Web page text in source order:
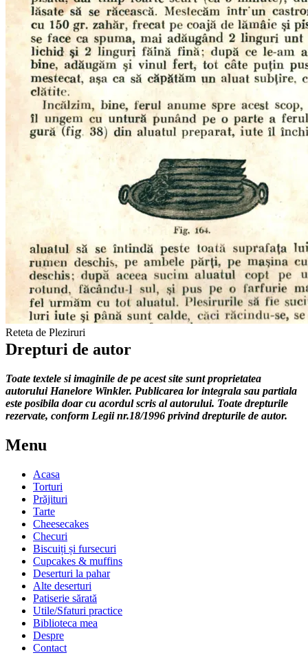
Reteta de Pleziruri
Drepturi de autor
Toate textele si imaginile de pe acest site sunt proprietatea
autorului Hanelore Winkler. Publicarea lor integrala sau partiala
este posibila doar cu acordul scris al autorului. Toate drepturile
rezervate, conform Legii nr.18/1996 privind drepturile de autor.
Menu
Acasa
Torturi
Prăjituri
Tarte
Cheesecakes
Checuri
Biscuiți și fursecuri
Cupcakes & muffins
Deserturi la pahar
Alte deserturi
Patiserie sărată
Utile/Sfaturi practice
Biblioteca mea
Despre
Contact